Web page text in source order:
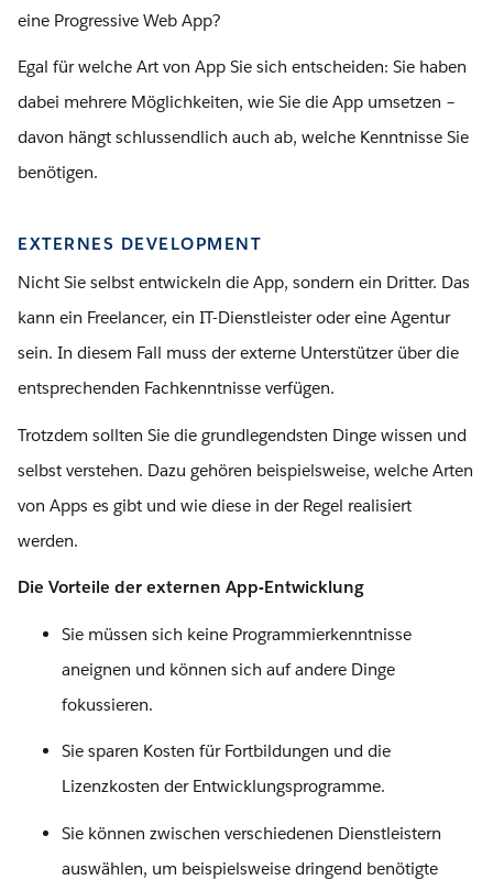
eine Progressive Web App?
Egal für welche Art von App Sie sich entscheiden: Sie haben
dabei mehrere Möglichkeiten, wie Sie die App umsetzen –
davon hängt schlussendlich auch ab, welche Kenntnisse Sie
benötigen.
EXTERNES DEVELOPMENT
Nicht Sie selbst entwickeln die App, sondern ein Dritter. Das
kann ein Freelancer, ein IT-Dienstleister oder eine Agentur
sein. In diesem Fall muss der externe Unterstützer über die
entsprechenden Fachkenntnisse verfügen.
Trotzdem sollten Sie die grundlegendsten Dinge wissen und
selbst verstehen. Dazu gehören beispielsweise, welche Arten
von Apps es gibt und wie diese in der Regel realisiert
werden.
Die Vorteile der externen App-Entwicklung
Sie müssen sich keine Programmierkenntnisse
aneignen und können sich auf andere Dinge
fokussieren.
Sie sparen Kosten für Fortbildungen und die
Lizenzkosten der Entwicklungsprogramme.
Sie können zwischen verschiedenen Dienstleistern
auswählen, um beispielsweise dringend benötigte